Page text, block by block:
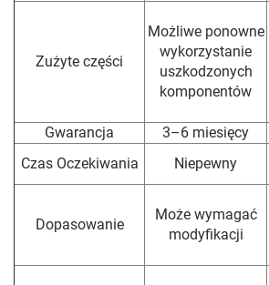
Zużyte części
Możliwe ponowne
wykorzystanie
uszkodzonych
komponentów
Gwarancja
3–6 miesięcy
Czas Oczekiwania
Niepewny
Dopasowanie
Może wymagać
modyfikacji